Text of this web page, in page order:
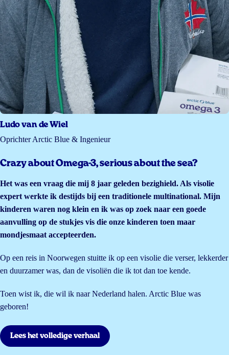
Ludo van de Wiel
Oprichter Arctic Blue & Ingenieur
Crazy about Omega-3, serious about the sea?
Het was een vraag die mij 8 jaar geleden bezighield. Als visolie
expert werkte ik destijds bij een traditionele multinational. Mijn
kinderen waren nog klein en ik was op zoek naar een goede
aanvulling op de stukjes vis die onze kinderen toen maar
mondjesmaat accepteerden.
Op een reis in Noorwegen stuitte ik op een visolie die verser, lekkerder
en duurzamer was, dan de visoliën die ik tot dan toe kende.
Toen wist ik, die wil ik naar Nederland halen. Arctic Blue was
geboren!
Lees het volledige verhaal